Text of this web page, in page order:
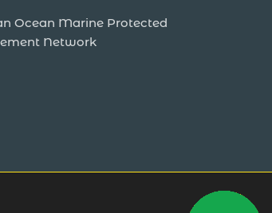
Ocean Marine Protected
Network